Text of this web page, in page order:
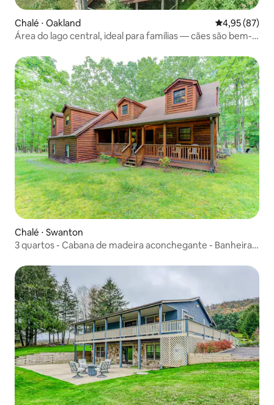
Chalé ⋅ Oakland 4,95 de uma
4,95 (87)
Área do lago central, ideal para famílias — cães são bem-
Chalé ⋅ Swanton
3 quartos - Cabana de madeira aconchegante - Banheira